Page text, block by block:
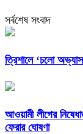
সর্বশেষ সংবাদ
‎ত্রিশালে ‘চলো
আওয়ামী লীগের
ফেরার ঘোষণা